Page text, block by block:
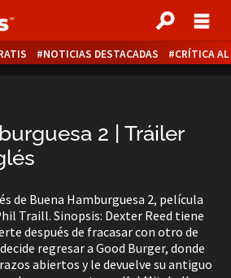
NOTICIAS DESTACADAS CRÍTICA
2 | Tráiler
de Buena Hamburguesa 2, película
Traill. Sinopsis: Dexter Reed tiene
después de fracasar con otro de
regresar a Good Burger, donde
abiertos y le devuelve su antiguo